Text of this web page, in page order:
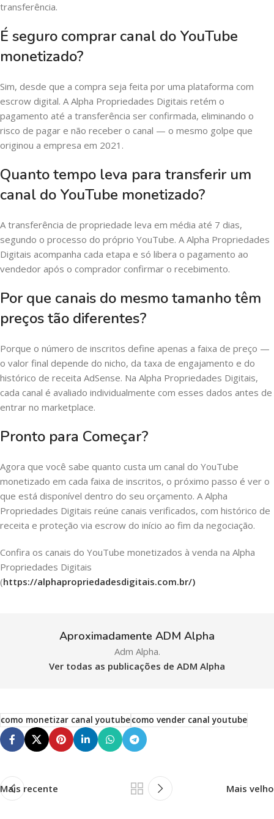
transferência.
É seguro comprar canal do YouTube
monetizado?
Sim, desde que a compra seja feita por uma plataforma com
escrow digital. A Alpha Propriedades Digitais retém o
pagamento até a transferência ser confirmada, eliminando o
risco de pagar e não receber o canal — o mesmo golpe que
originou a empresa em 2021.
Quanto tempo leva para transferir um
canal do YouTube monetizado?
A transferência de propriedade leva em média até 7 dias,
segundo o processo do próprio YouTube. A Alpha Propriedades
Digitais acompanha cada etapa e só libera o pagamento ao
vendedor após o comprador confirmar o recebimento.
Por que canais do mesmo tamanho têm
preços tão diferentes?
Porque o número de inscritos define apenas a faixa de preço —
o valor final depende do nicho, da taxa de engajamento e do
histórico de receita AdSense. Na Alpha Propriedades Digitais,
cada canal é avaliado individualmente com esses dados antes de
entrar no marketplace.
Pronto para Começar?
Agora que você sabe quanto custa um canal do YouTube
monetizado em cada faixa de inscritos, o próximo passo é ver o
que está disponível dentro do seu orçamento. A Alpha
Propriedades Digitais reúne canais verificados, com histórico de
receita e proteção via escrow do início ao fim da negociação.
Confira os canais do YouTube monetizados à venda na Alpha
Propriedades Digitais
(https://alphapropriedadesdigitais.com.br/)
Aproximadamente ADM Alpha
Adm Alpha.
Ver todas as publicações de ADM Alpha
como monetizar canal youtubecomo vender canal youtube
Mais recente Mais velho